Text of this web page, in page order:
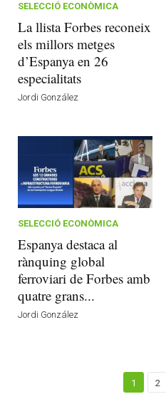
SELECCIÓ ECONÒMICA
La llista Forbes reconeix
els millors metges
d’Espanya en 26
especialitats
Jordi González
SELECCIÓ ECONÒMICA
Espanya destaca al
rànquing global
ferroviari de Forbes amb
quatre grans...
Jordi González
1 2